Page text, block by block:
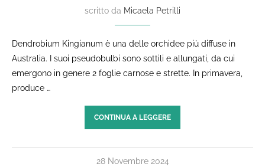
scritto da Micaela Petrilli
Dendrobium Kingianum è una delle orchidee più diffuse in
Australia. I suoi pseudobulbi sono sottili e allungati, da cui
emergono in genere 2 foglie carnose e strette. In primavera,
produce …
CONTINUA A LEGGERE
28 Novembre 2024